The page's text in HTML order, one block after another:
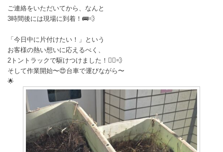
ご連絡をいただいてから、なんと
3時間後には現場に到着！🚌💨
「今日中に片付けたい！」という
お客様の熱い想いに応えるべく、
2トントラックで駆けつけました！🏃‍♂️💨
そして作業開始〜😍台車で運びながら〜
🌟